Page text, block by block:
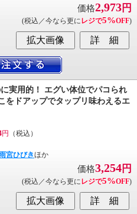
価格2,973円
(税込／今なら更に レジで5%OFF)
実用的！ エグい体位でパコられ
をドアップでタップリ味わえるエ
円
（税込）
宮ひびきほか
価格3,254円
(税込／今なら更に レジで5%OFF)